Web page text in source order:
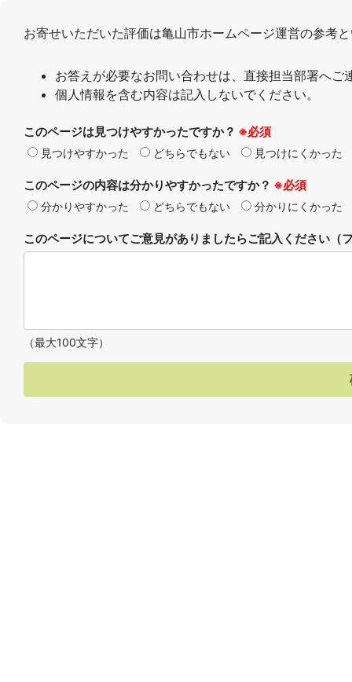
お寄せいただいた評価は亀山市ホームページ運営の参考
お答えが必要なお問い合わせは、直接担当部署へご
個人情報を含む内容は記入しないでください。
このページは見つけやすかったですか？ ※必須
見つけやすかった どちらでもない 見つけにくかった
このページの内容は分かりやすかったですか？ ※必須
分かりやすかった どちらでもない 分かりにくかった
このページについてご意見がありましたらご記入ください
（最大100文字）